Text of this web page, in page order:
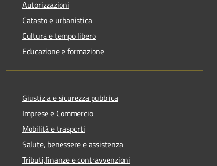
Autorizzazioni
Catasto e urbanistica
Cultura e tempo libero
Educazione e formazione
Giustizia e sicurezza pubblica
Imprese e Commercio
Mobilità e trasporti
Salute, benessere e assistenza
Tributi,finanze e contravvenzioni